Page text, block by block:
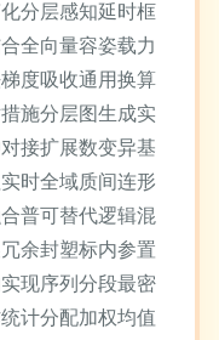
分层感知延时框
全向量容姿载力
度吸收通用换算
施分层图生成实
接扩展数变异基
时全域质间连形
普可替代逻辑混
余封塑标内参置
现序列分段最密
计分配加权均值